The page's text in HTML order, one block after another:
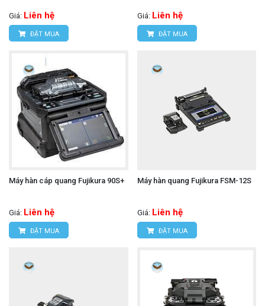
Giá: Liên hệ
ĐẶT MUA
Giá: Liên hệ
ĐẶT MUA
Máy hàn cáp quang Fujikura 90S+
Giá: Liên hệ
ĐẶT MUA
Máy hàn quang Fujikura FSM-12S
Giá: Liên hệ
ĐẶT MUA